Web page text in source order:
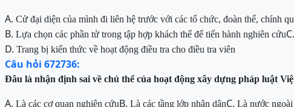
A. Cử đại diện của mình đi liên hệ trước với các tổ chức, đoàn thể, chính
B. Lựa chọn các phần tử trong tập hợp khách thể để tiến hành nghiên cứuC.
D. Trang bị kiến thức về hoạt động điều tra cho điều tra viên
Câu hỏi 672736:
Đâu là nhận định sai về chủ thể của hoạt động xây dựng pháp luật
A. Là các cơ quan nghiên cứuB. Là các tầng lớp nhân dânC. Là nước ngoài